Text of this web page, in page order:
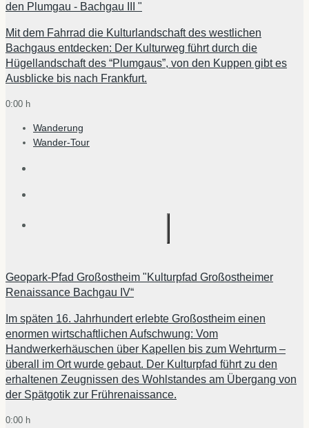
den Plumgau - Bachgau III "
Mit dem Fahrrad die Kulturlandschaft des westlichen
Bachgaus entdecken: Der Kulturweg führt durch die
Hügellandschaft des “Plumgaus”, von den Kuppen gibt es
Ausblicke bis nach Frankfurt.
0:00 h
Wanderung
Wander-Tour
Geopark-Pfad Großostheim "Kulturpfad Großostheimer
Renaissance Bachgau IV“
Im späten 16. Jahrhundert erlebte Großostheim einen
enormen wirtschaftlichen Aufschwung: Vom
Handwerkerhäuschen über Kapellen bis zum Wehrturm –
überall im Ort wurde gebaut. Der Kulturpfad führt zu den
erhaltenen Zeugnissen des Wohlstandes am Übergang von
der Spätgotik zur Frührenaissance.
0:00 h